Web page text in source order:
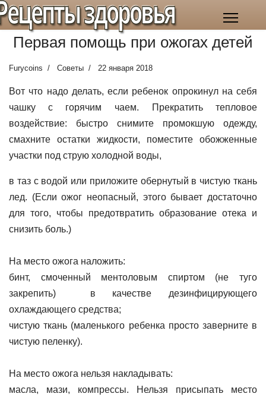
здоровья
Первая помощь при ожогах детей
Furycoins Советы 22 января 2018
Вот что надо делать, если ребенок опрокинул на себя
чашку с горячим чаем.
Прекратить тепловое
воздействие: быстро снимите промокшую одежду,
смахните остатки жидкости, поместите обожженные
участки под струю холодной воды,
в таз с водой или приложите обернутый в чистую ткань
лед. (Если ожог неопасный, этого бывает достаточно
для того, чтобы предотвратить образование отека и
снизить боль.)
На место ожога наложить:
бинт, смоченный ментоловым спиртом (не туго
закрепить) в качестве дезинфицирующего
охлаждающего средства;
чистую ткань (маленького ребенка просто заверните в
чистую пеленку).
На место ожога нельзя накладывать:
масла, мази, компрессы. Нельзя присыпать место